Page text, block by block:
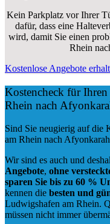
Kein Parkplatz vor Ihrer
dafür, dass eine
wird, damit Sie einen
Rhein
Kostenlose Angebote
Kostencheck für
Rhein nach
Sind Sie neugierig auf die
am Rhein nach
Wir sind es auch und
Angebote, ohne
sparen Sie bis zu 60 %
kennen die besten und
Ludwigshafen am Rhein.
müssen nicht immer